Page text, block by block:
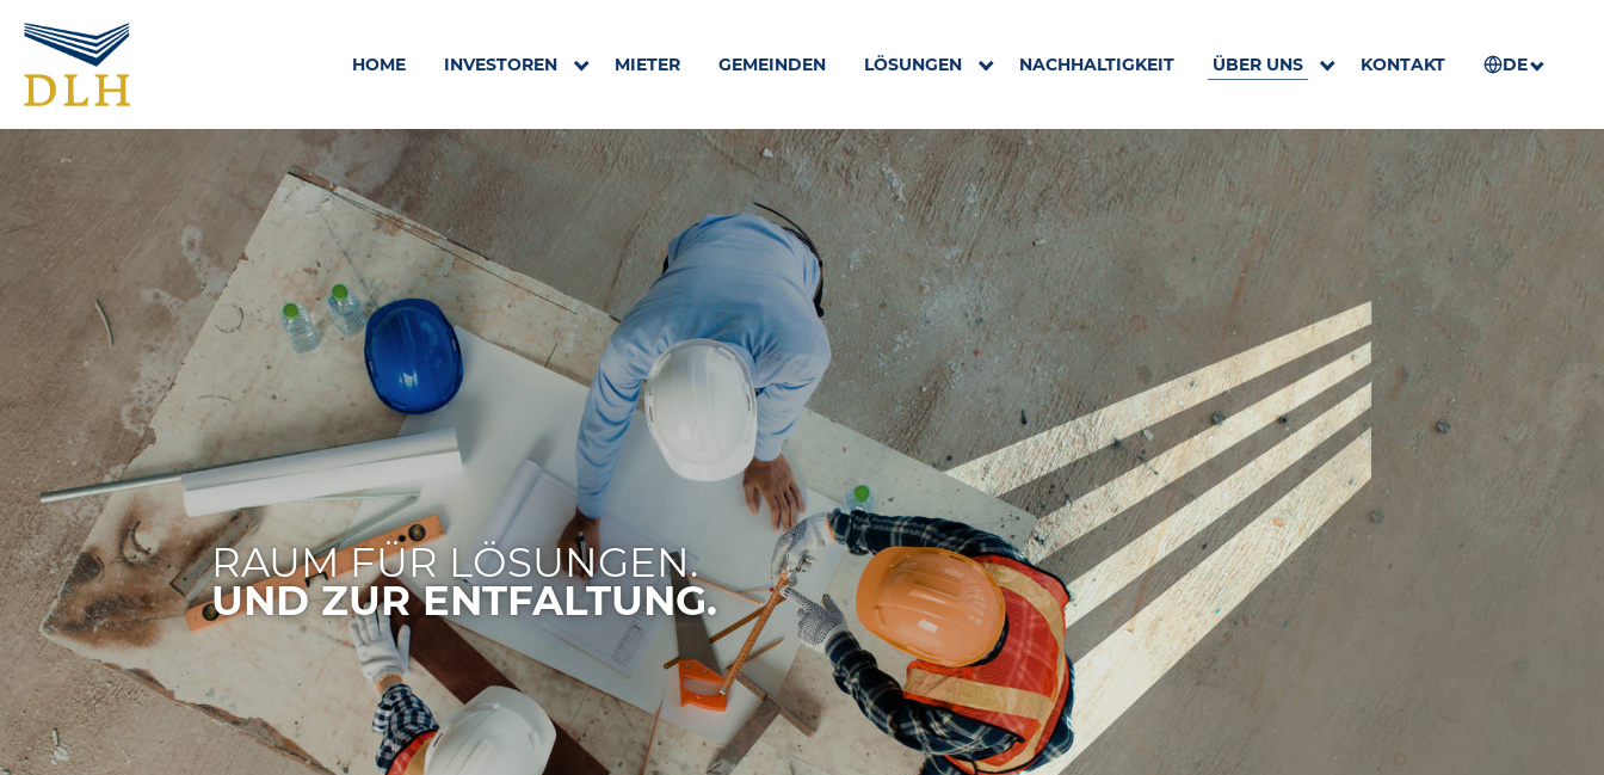
Zum Hauptinhalt springen
HOME INVESTOREN SUBMENU FOR "INVESTOREN"
MIETER GEMEINDEN LÖSUNGEN SUBMENU FOR "LÖSUNGEN"
NACHHALTIGKEIT ÜBER UNS SUBMENU FOR "ÜBER UNS"
KONTAKT DE
RAUM FÜR LÖSUNGEN.
UND ZUR ENTFALTUNG.